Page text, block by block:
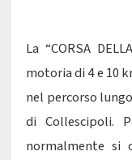
La “CORSA
motoria di 4 e 10
nel percorso
di Collescipoli.
normalmente si